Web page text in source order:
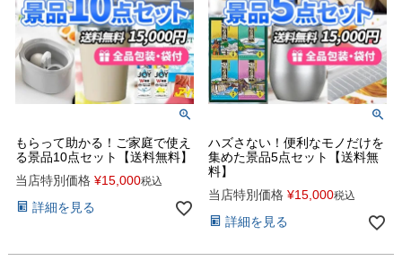
もらって助かる！ご家庭で使え
る景品10点セット【送料無料】
当店特別価格 ¥15,000税込
詳細を見る
ハズさない！便利なモノだけを
集めた景品5点セット【送料無
料】
当店特別価格 ¥15,000税込
詳細を見る